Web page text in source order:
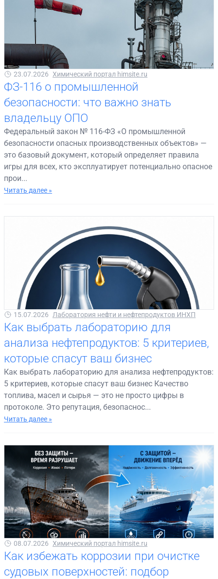
23.07.2026 Химический портал himsite.ru
ФЗ-116 о промышленной
безопасности: что важно знать
владельцу ОПО
Федеральный закон № 116-ФЗ «О промышленной
безопасности опасных производственных объектов» —
это базовый документ, который определяет правила
игры для всех, кто эксплуатирует потенциально опасное
прои...
Читать далее »
15.07.2026 Лаборатория нефти и нефтепродуктов ИНХП
Как выбрать лабораторию для
анализа нефтепродуктов: 5 критериев,
которые спасут ваш бизнес
Как выбрать лабораторию для анализа нефтепродуктов:
5 критериев, которые спасут ваш бизнес Качество
топлива, масел и сырья — это не просто цифры в
протоколе. Это репутация, безопаснос...
Читать далее »
08.07.2026 Химический портал himsite.ru
Как избежать коррозии при очистке
судовых поверхностей: подбор